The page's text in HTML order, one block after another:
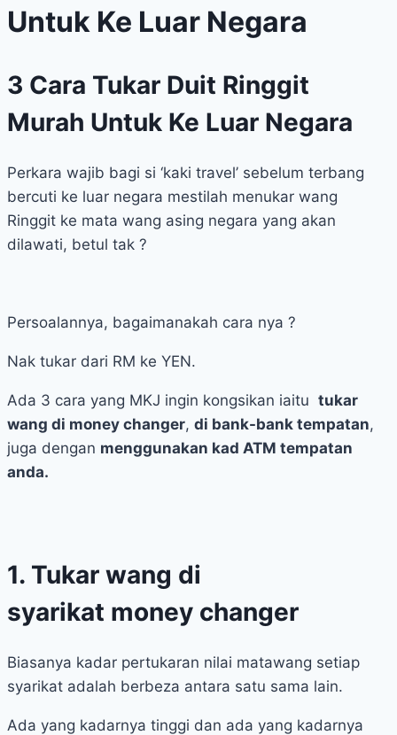
Untuk Ke Luar Negara
3 Cara Tukar Duit Ringgit
Murah Untuk Ke Luar Negara
Perkara wajib bagi si ‘kaki travel’ sebelum terbang
bercuti ke luar negara mestilah menukar wang
Ringgit ke mata wang asing negara yang akan
dilawati, betul tak ?
Persoalannya, bagaimanakah cara nya ?
Nak tukar dari RM ke YEN.
Ada 3 cara yang MKJ ingin kongsikan iaitu tukar
wang di money changer, di bank-bank tempatan,
juga dengan menggunakan kad ATM tempatan
anda.
1. Tukar wang di
syarikat money changer
Biasanya kadar pertukaran nilai matawang setiap
syarikat adalah berbeza antara satu sama lain.
Ada yang kadarnya tinggi dan ada yang kadarnya